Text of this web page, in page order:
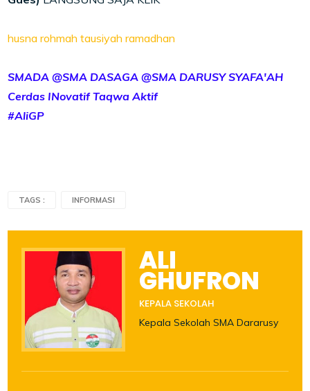
husna rohmah tausiyah ramadhan
SMADA @SMA DASAGA @SMA DARUSY SYAFA'AH
Cerdas INovatif Taqwa Aktif
#AliGP
TAGS : INFORMASI
ALI
GHUFRON
KEPALA SEKOLAH
Kepala Sekolah SMA Dararusy